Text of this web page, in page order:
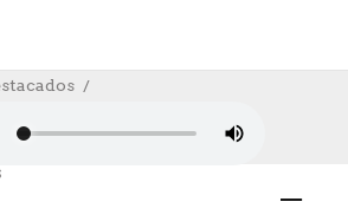
Ambiental De
De US$ 66 Millones
SOCIAL
05/04/2024